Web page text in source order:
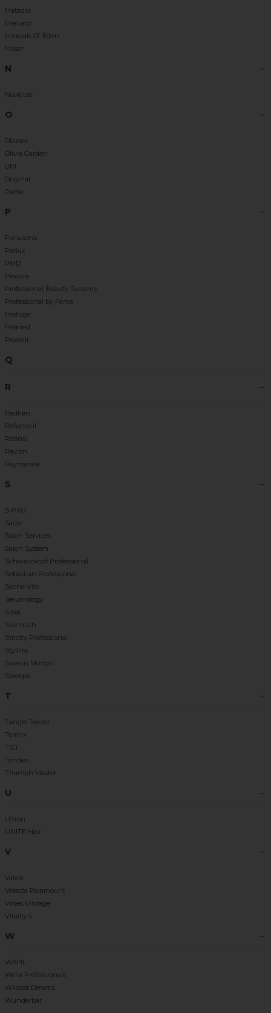
Matador
Mercator
Minerals Of Eden
Moser
N
Novicide
O
Olaplex
Olivia Garden
OPI
Original
Osmo
P
Panasonic
Parlux
PMD
Procare
Professional Beauty Systems
Professional by Fama
Profistar
Promed
Proxelli
Q
R
Redken
Refectocil
Retinol
Revlon
Reymerink
S
S-PRO
Saiza
Salon Services
Salon System
Schwarzkopf Professional
Sebastian Professional
Seche Vite
Serumology
Sibel
Skintruth
Strictly Professional
StylPro
Swann Morton
Sweepa
T
Tangle Teezer
Termix
TIGI
Tondeo
Triumph Master
U
Ultron
UNITE Hair
V
Valera
Velecta Paramount
Vines Vintage
Vitality's
W
WAHL
Wella Professionals
Wildest Dreams
Wunderbar